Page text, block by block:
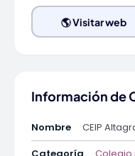
🌎 Visitar web
Información de
Nombre
CEIP